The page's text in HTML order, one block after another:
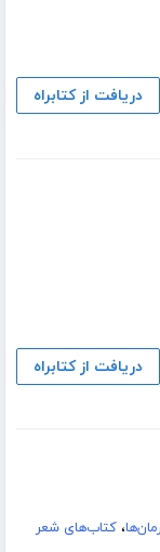
دریافت از کتابراه
دریافت از کتابراه
،کتاب‌های شعر